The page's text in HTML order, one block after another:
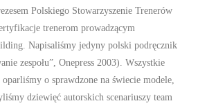
Polskiego Stowarzyszenie Trenerów
trenerom prowadzącym
Napisaliśmy jedyny polski podręcznik
zespołu”, Onepress 2003). Wszystkie
o sprawdzone na świecie modele,
dziewięć autorskich scenariuszy team